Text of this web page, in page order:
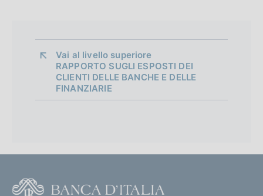
Vai al livello superiore
RAPPORTO SUGLI ESPOSTI DEI
CLIENTI DELLE BANCHE E DELLE
FINANZIARIE